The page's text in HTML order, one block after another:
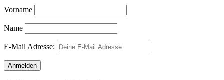
Vorname
Name
E-Mail Adresse: